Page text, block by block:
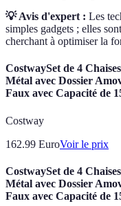
💡 Avis d'expert : Les
simples gadgets ; elles
cherchant à optimiser la
CostwaySet de 4
Métal avec Dossier
Faux avec Capacité de
Costway
162.99 EuroVoir le prix
CostwaySet de 4
Métal avec Dossier
Faux avec Capacité de